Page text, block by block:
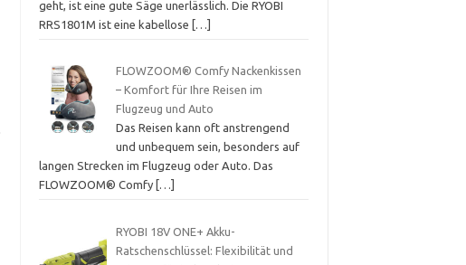
geht, ist eine gute Säge unerlässlich. Die RYOBI
RRS1801M ist eine kabellose
[…]
FLOWZOOM® Comfy Nackenkissen
– Komfort für Ihre Reisen im
Flugzeug und Auto
Das Reisen kann oft anstrengend
und unbequem sein, besonders auf
langen Strecken im Flugzeug oder Auto. Das
FLOWZOOM® Comfy […]
RYOBI 18V ONE+ Akku-
Ratschenschlüssel: Flexibilität und